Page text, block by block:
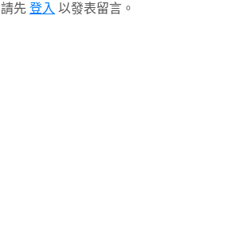
請先 登入 以發表留言。